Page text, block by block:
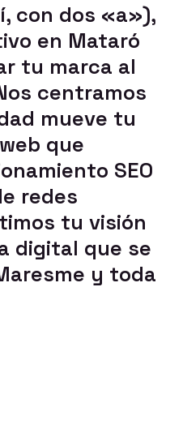
con dos «a»),
en Mataró
tu marca al
centramos
mueve tu
que
SEO
redes
tu visión
digital que se
y toda